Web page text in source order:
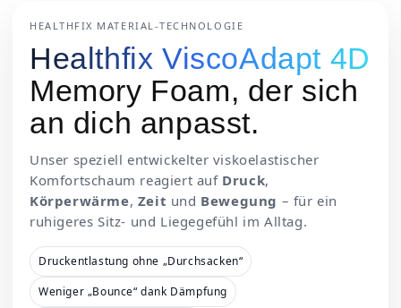
HEALTHFIX MATERIAL-TECHNOLOGIE
Healthfix ViscoAdapt 4D
Memory Foam, der sich
an dich anpasst.
Unser speziell entwickelter viskoelastischer
Komfortschaum reagiert auf Druck,
Körperwärme, Zeit und Bewegung – für ein
ruhigeres Sitz- und Liegegefühl im Alltag.
Druckentlastung ohne „Durchsacken“
Weniger „Bounce“ dank Dämpfung